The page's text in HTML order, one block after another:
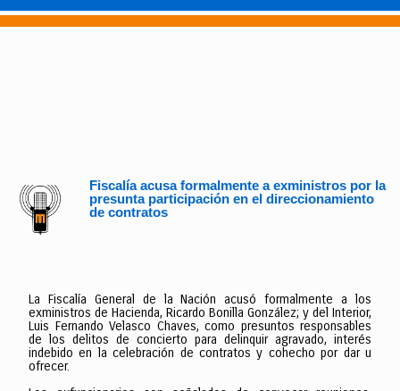
Fiscalía acusa formalmente a exministros por la
presunta participación en el direccionamiento
de contratos
La Fiscalía General de la Nación acusó formalmente a los
exministros de Hacienda, Ricardo Bonilla González; y del Interior,
Luis Fernando Velasco Chaves, como presuntos responsables
de los delitos de concierto para delinquir agravado, interés
indebido en la celebración de contratos y cohecho por dar u
ofrecer.